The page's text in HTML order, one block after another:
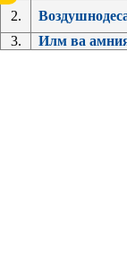
2.
3.
Илм ва